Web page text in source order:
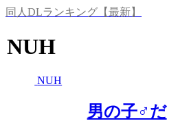
同人DLランキング【最新】
NUH
NUH
男の子♂だ